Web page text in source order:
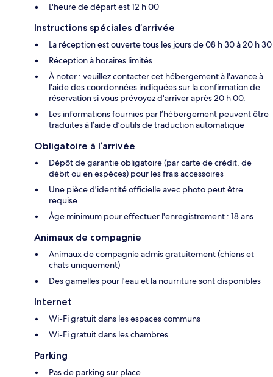
L'heure de départ est 12 h 00
Instructions spéciales d’arrivée
La réception est ouverte tous les jours de 08 h 30 à 20 h 30
Réception à horaires limités
À noter : veuillez contacter cet hébergement à l'avance à
l'aide des coordonnées indiquées sur la confirmation de
réservation si vous prévoyez d'arriver après 20 h 00.
Les informations fournies par l’hébergement peuvent être
traduites à l’aide d’outils de traduction automatique
Obligatoire à l’arrivée
Dépôt de garantie obligatoire (par carte de crédit, de
débit ou en espèces) pour les frais accessoires
Une pièce d'identité officielle avec photo peut être
requise
Âge minimum pour effectuer l'enregistrement : 18 ans
Animaux de compagnie
Animaux de compagnie admis gratuitement (chiens et
chats uniquement)
Des gamelles pour l'eau et la nourriture sont disponibles
Internet
Wi-Fi gratuit dans les espaces communs
Wi-Fi gratuit dans les chambres
Parking
Pas de parking sur place